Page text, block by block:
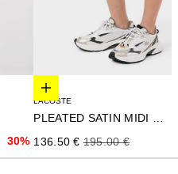
30%
Elige opciones
LACOSTE
Precio de oferta
136.50 € Precio normal
195.00 €